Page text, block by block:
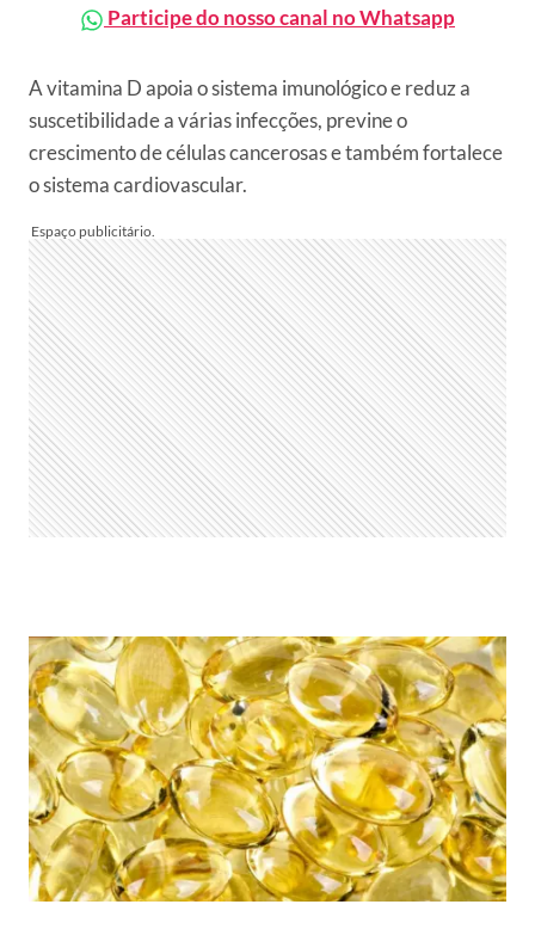
Participe do nosso canal no Whatsapp
A vitamina D apoia o sistema imunológico e reduz a
suscetibilidade a várias infecções, previne o
crescimento de células cancerosas e também fortalece
o sistema cardiovascular.